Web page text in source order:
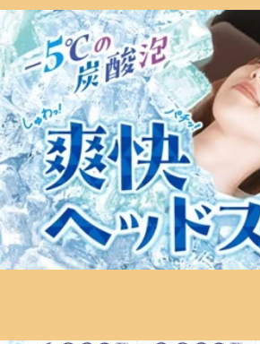
予約はこちらから
→https://www.peakmanager.com/online/
【疲れる前にお身体をケアしましょう♪】
当店はリラクゼーション店です♪
リラックスしながら疲れをなくします！施
うに身体が軽くなってるはず♪
みなさまのご来店を心よりお待ちしておりま
土日祝：11:00～20:00(最終受付19:20)